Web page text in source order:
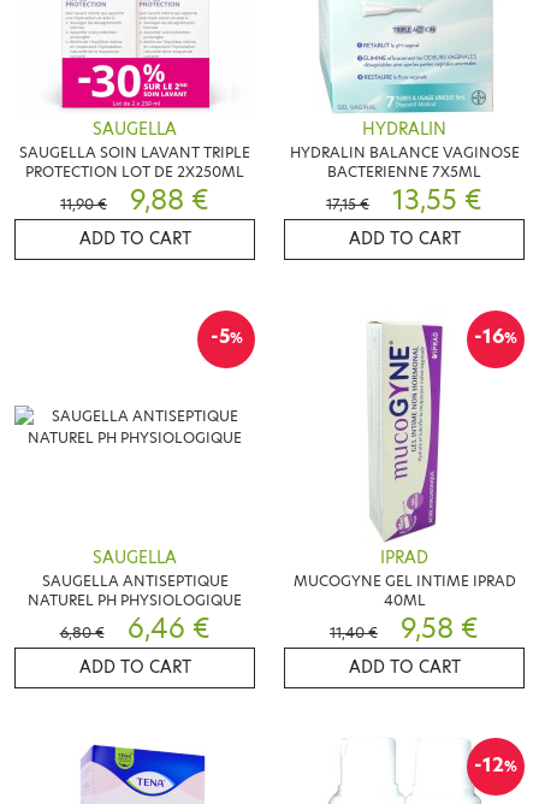
SAUGELLA
SAUGELLA SOIN LAVANT TRIPLE
PROTECTION LOT DE 2X250ML
11,90 €
9,88 €
ADD TO CART
HYDRALIN
HYDRALIN BALANCE VAGINOSE
BACTERIENNE 7X5ML
17,15 €
13,55 €
ADD TO CART
-5%
SAUGELLA
SAUGELLA ANTISEPTIQUE
NATUREL PH PHYSIOLOGIQUE
6,80 €
6,46 €
ADD TO CART
-16%
IPRAD
MUCOGYNE GEL INTIME IPRAD
40ML
11,40 €
9,58 €
ADD TO CART
-12%